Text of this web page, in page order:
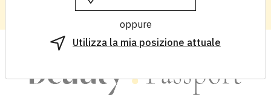
oppure
Utilizza la mia posizione attuale